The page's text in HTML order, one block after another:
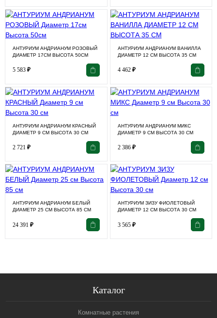
АНТУРИУМ АНДРИАНУМ РОЗОВЫЙ
ДИАМЕТР 17СМ ВЫСОТА 50СМ
5 583 ₽
АНТУРИУМ АНДРИАНУМ ВАНИЛЛА
ДИАМЕТР 12 СМ ВЫСОТА 35 СМ
4 462 ₽
АНТУРИУМ АНДРИАНУМ КРАСНЫЙ
ДИАМЕТР 9 СМ ВЫСОТА 30 СМ
2 721 ₽
АНТУРИУМ АНДРИАНУМ МИКС
ДИАМЕТР 9 СМ ВЫСОТА 30 СМ
2 386 ₽
АНТУРИУМ АНДРИАНУМ БЕЛЫЙ
ДИАМЕТР 25 СМ ВЫСОТА 85 СМ
24 391 ₽
АНТУРИУМ ЗИЗУ ФИОЛЕТОВЫЙ
ДИАМЕТР 12 СМ ВЫСОТА 30 СМ
3 565 ₽
Каталог
Комнатные растения